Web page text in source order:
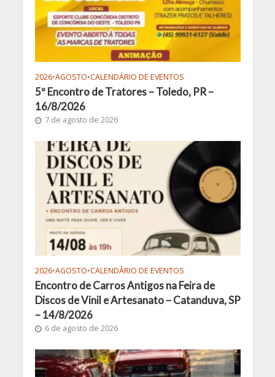
2026•AGOSTO•CALENDÁRIO DE EVENTOS
5º Encontro de Tratores – Toledo, PR –
16/8/2026
7 de agosto de 2026
2026•AGOSTO•CALENDÁRIO DE EVENTOS
Encontro de Carros Antigos na Feira de
Discos de Vinil e Artesanato – Catanduva, SP
– 14/8/2026
6 de agosto de 2026